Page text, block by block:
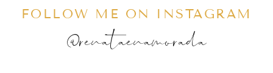
FOLLOW ME ON INSTAGRAM
@renataenamorada